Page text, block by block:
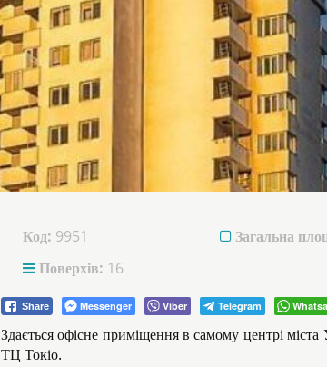
Код: 9951 Загальна
Поверхів: 16
Share Messenger Viber Telegram
Здається офісне приміщення в самому центрі
ТЦ Токіо.